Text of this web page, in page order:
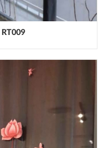
RT009